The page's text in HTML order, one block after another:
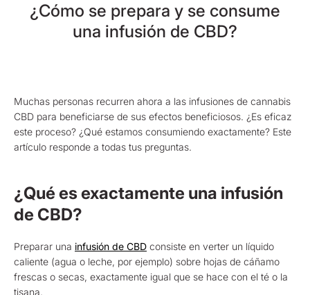
¿Cómo se prepara y se consume
una infusión de CBD?
Muchas personas recurren ahora a las infusiones de cannabis
CBD para beneficiarse de sus efectos beneficiosos. ¿Es eficaz
este proceso? ¿Qué estamos consumiendo exactamente? Este
artículo responde a todas tus preguntas.
¿Qué es exactamente una infusión
de CBD?
Preparar una infusión de CBD consiste en verter un líquido
caliente (agua o leche, por ejemplo) sobre hojas de cáñamo
frescas o secas, exactamente igual que se hace con el té o la
tisana.